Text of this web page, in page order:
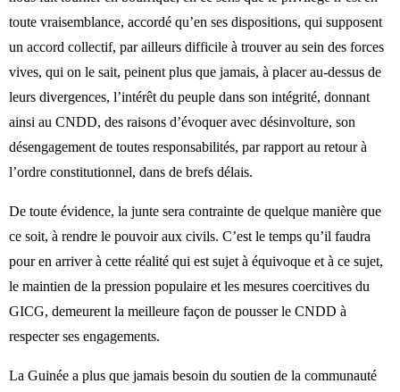
toute vraisemblance, accordé qu’en ses dispositions, qui supposent
un accord collectif, par ailleurs difficile à trouver au sein des forces
vives, qui on le sait, peinent plus que jamais, à placer au-dessus de
leurs divergences, l’intérêt du peuple dans son intégrité, donnant
ainsi au CNDD, des raisons d’évoquer avec désinvolture, son
désengagement de toutes responsabilités, par rapport au retour à
l’ordre constitutionnel, dans de brefs délais.
De toute évidence, la junte sera contrainte de quelque manière que
ce soit, à rendre le pouvoir aux civils. C’est le temps qu’il faudra
pour en arriver à cette réalité qui est sujet à équivoque et à ce sujet,
le maintien de la pression populaire et les mesures coercitives du
GICG, demeurent la meilleure façon de pousser le CNDD à
respecter ses engagements.
La Guinée a plus que jamais besoin du soutien de la communauté